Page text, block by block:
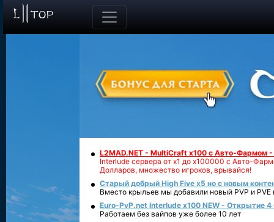
L2MAD.NET - MultiCraft x100 с Авто-Фармом
Interlude сервера от х1 до х100000 с Авто-
Долларов, множество игроков, врывайся!
Старый добрый High Five x5 но с новым
Вместо крыльев мы добавили новый PVP и PVE
Euro-PvP.net Interlude х100 NEW - Открытие 4
Работаем без вайпов уже более 10 лет